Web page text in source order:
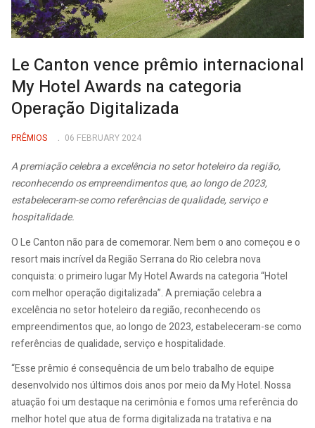
Le Canton vence prêmio internacional
My Hotel Awards na categoria
Operação Digitalizada
PRÊMIOS 06 FEBRUARY 2024
A premiação celebra a excelência no setor hoteleiro da região,
reconhecendo os empreendimentos que, ao longo de 2023,
estabeleceram-se como referências de qualidade, serviço e
hospitalidade.
O Le Canton não para de comemorar. Nem bem o ano começou e o
resort mais incrível da Região Serrana do Rio celebra nova
conquista: o primeiro lugar My Hotel Awards na categoria “Hotel
com melhor operação digitalizada”. A premiação celebra a
excelência no setor hoteleiro da região, reconhecendo os
empreendimentos que, ao longo de 2023, estabeleceram-se como
referências de qualidade, serviço e hospitalidade.
“Esse prêmio é consequência de um belo trabalho de equipe
desenvolvido nos últimos dois anos por meio da My Hotel. Nossa
atuação foi um destaque na cerimônia e fomos uma referência do
melhor hotel que atua de forma digitalizada na tratativa e na